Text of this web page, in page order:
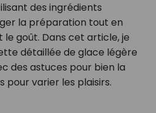
des ingrédients
la préparation tout en
goût. Dans cet article, je
détaillée de glace légère
des astuces pour bien la
pour varier les plaisirs.